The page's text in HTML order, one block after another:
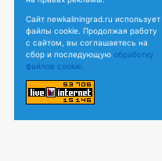
Сайт newkaliningrad.ru использует
файлы cookie. Продолжая работу
с сайтом, вы соглашаетесь на
сбор и последующую обработку
файлов cookie.